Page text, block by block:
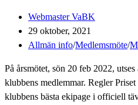
Inläggsförfattare:
Webmaster VaBK
Inlägget
publicerat:
29 oktober, 2021
Inläggskategori:
Allmän info/Medlemsmöte/
På årsmötet, sön 20 feb 2022,
klubbens medlemmar. Regler
klubbens bästa ekipage i officiell